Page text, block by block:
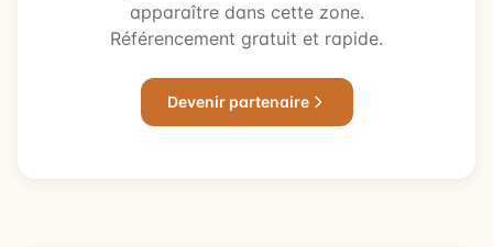
apparaître dans cette zone.
Référencement gratuit et rapide.
Devenir partenaire